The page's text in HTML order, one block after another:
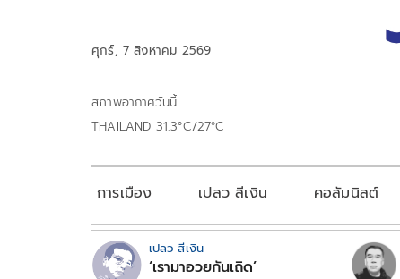
ศุกร์, 7 สิงหาคม 2569
สภาพอากาศวันนี้
THAILAND 31.3°C/27°C
การเมือง เปลว สีเงิน คอลัมนิสต์
เปลว สีเงิน
‘เรามาอวยกันเถิด’